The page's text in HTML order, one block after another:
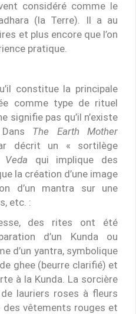
considéré comme le
(la Terre). Il a au
et plus encore que l’on
pratique.
constitue la principale
comme type de rituel
signifie pas qu’il n’existe
The Earth Mother
décrit un « sortilège
Veda qui implique des
la création d’une image
d’un mantra sur une
etc. :
des rites ont été
d’un Kunda ou
d’un yantra, symbolique
ghee (beurre clarifié) et
à la Kunda. La sorcière
lauriers roses à fleurs
vêtements rouges et